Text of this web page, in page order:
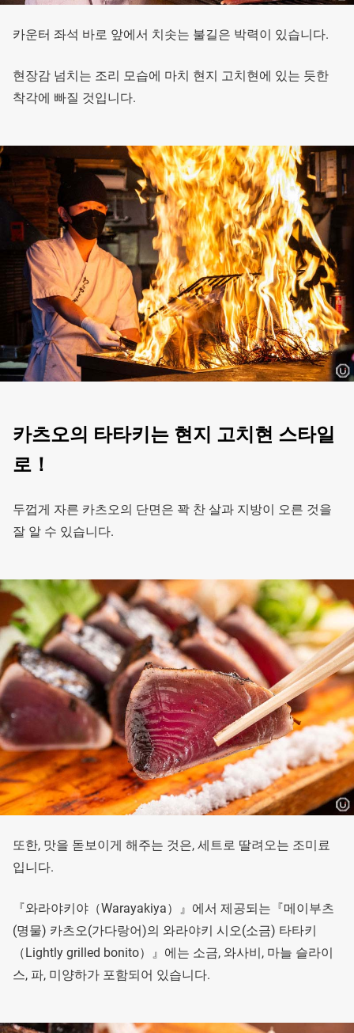
카운터 좌석 바로 앞에서 치솟는 불길은 박력이 있습니다.
현장감 넘치는 조리 모습에 마치 현지 고치현에 있는 듯한
착각에 빠질 것입니다.
카츠오의 타타키는 현지 고치현 스타일
로！
두껍게 자른 카츠오의 단면은 꽉 찬 살과 지방이 오른 것을
잘 알 수 있습니다.
또한, 맛을 돋보이게 해주는 것은, 세트로 딸려오는 조미료
입니다.
『와라야키야（Warayakiya）』에서 제공되는『메이부츠
(명물) 카츠오(가다랑어)의 와라야키 시오(소금) 타타키
（Lightly grilled bonito）』에는 소금, 와사비, 마늘 슬라이
스, 파, 미양하가 포함되어 있습니다.